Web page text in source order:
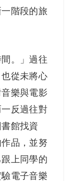
階段的旅
。」過往
從未將心
樂與電影
反過往對
館找資
品，並努
上同學的
電子音樂